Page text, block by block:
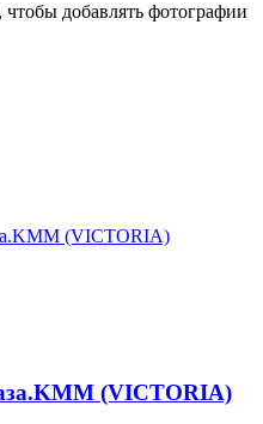
добавлять фотографии
(VICTORIA)